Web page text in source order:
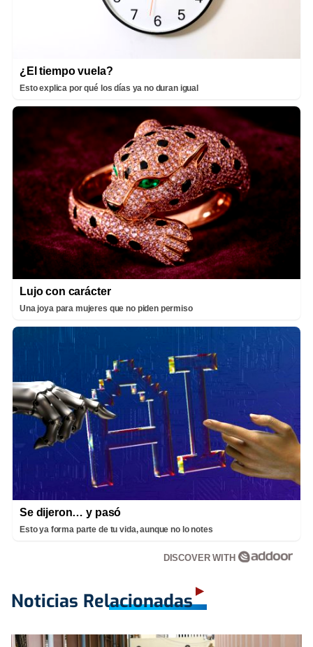
¿El tiempo vuela?
Esto explica por qué los días ya no duran igual
Lujo con carácter
Una joya para mujeres que no piden permiso
Se dijeron… y pasó
Esto ya forma parte de tu vida, aunque no lo notes
DISCOVER WITH
Noticias Relacionadas